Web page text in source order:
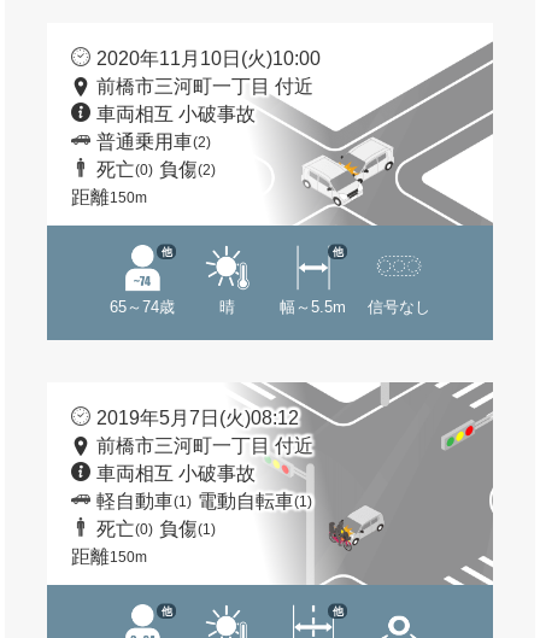
2020年11月10日(火)10:00
前橋市三河町一丁目 付近
車両相互 小破事故
普通乗用車(2)
死亡(0) 負傷(2)
距離150m
65～74歳
他
晴 幅～5.5m
他
信号なし
2019年5月7日(火)08:12
前橋市三河町一丁目 付近
車両相互 小破事故
軽自動車(1) 電動自転車(1)
死亡(0) 負傷(1)
距離150m
他 他